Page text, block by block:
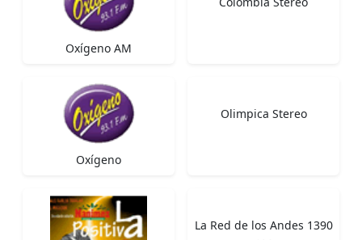
Oxígeno AM
Oxígeno
Olimpica Stereo
La Red de los Andes 1390